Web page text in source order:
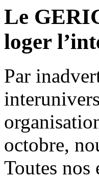
Le
loger
Par
octobre,
Toutes nos